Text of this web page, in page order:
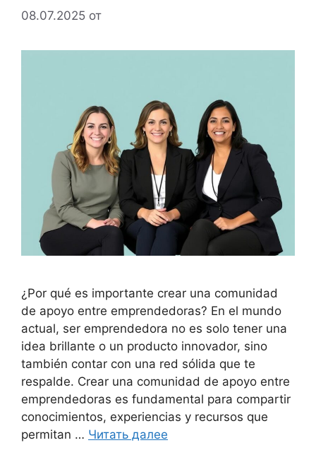
08.07.2025 от
¿Por qué es importante crear una comunidad
de apoyo entre emprendedoras? En el mundo
actual, ser emprendedora no es solo tener una
idea brillante o un producto innovador, sino
también contar con una red sólida que te
respalde. Crear una comunidad de apoyo entre
emprendedoras es fundamental para compartir
conocimientos, experiencias y recursos que
permitan … Читать далее